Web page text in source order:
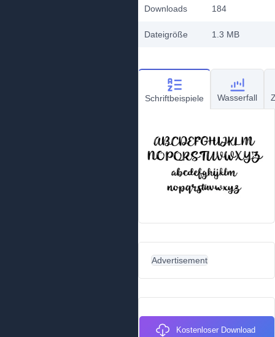
Downloads
184
Dateigröße 1.3 MB
Schriftbeispiele Wasserfall
Advertisement
Kostenloser Download